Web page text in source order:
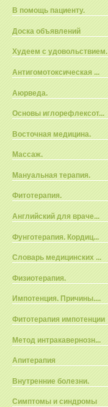
В помощь пациенту.
Доска объявлений
Худеем с удовольствием.
Антигомотоксическая ...
Аюрведа.
Основы иглорефлексот...
Восточная медицина.
Массаж.
Мануальная терапия.
Фитотерапия.
Английский для враче...
Фунготерапия. Кордиц...
Словарь медицинских ...
Физиотерапия.
Импотенция. Причины....
Фитотерапия импотенции
Метод интракавернозн...
Апитерапия
Внутренние болезни.
Симптомы и синдромы